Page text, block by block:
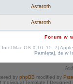
Astaroth
Astaroth
Forum w
Mac OS X 10_15_7)
Pamiętaj, że w
by phpBB modified by
Individual Template | Designed